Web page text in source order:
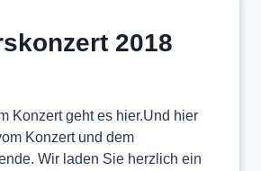
2018
Konzert geht es hier.Und hier
Konzert und dem
Wir laden Sie herzlich ein